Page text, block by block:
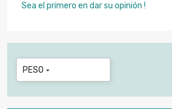
Sea el primero en dar su opinión !
PESO 